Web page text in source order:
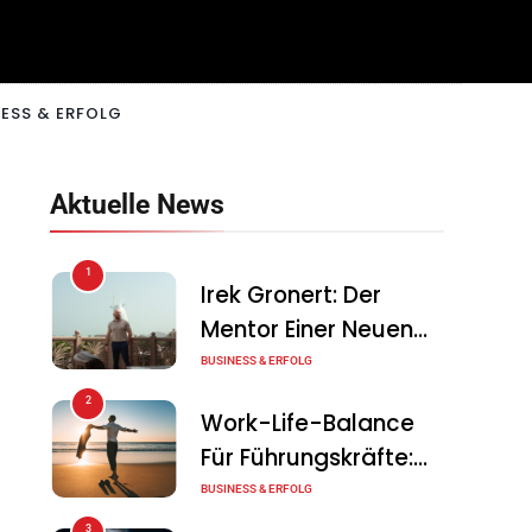
& ERFOLG
Aktuelle News
1
Irek Gronert: Der
Mentor Einer Neuen
Generation Von
BUSINESS & ERFOLG
2
Work-Life-Balance
Für Führungskräfte:
Illusion Oder Echte
BUSINESS & ERFOLG
3